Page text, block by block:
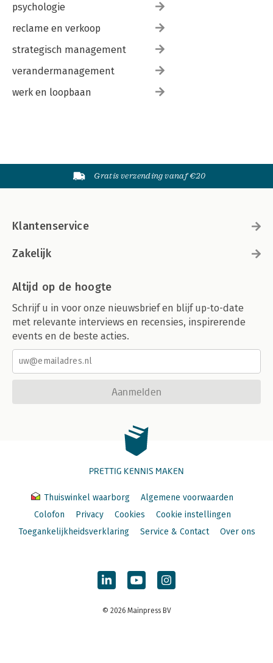
psychologie
reclame en verkoop
strategisch management
verandermanagement
werk en loopbaan
Gratis verzending vanaf €20
Klantenservice
Zakelijk
Altijd op de hoogte
Schrijf u in voor onze nieuwsbrief en blijf up-to-date
met relevante interviews en recensies, inspirerende
events en de beste acties.
Aanmelden
PRETTIG KENNIS MAKEN
Thuiswinkel waarborg
Algemene voorwaarden
Colofon
Privacy Cookies
Cookie instellingen
Toegankelijkheidsverklaring
Service & Contact Over ons
© 2026 Mainpress BV